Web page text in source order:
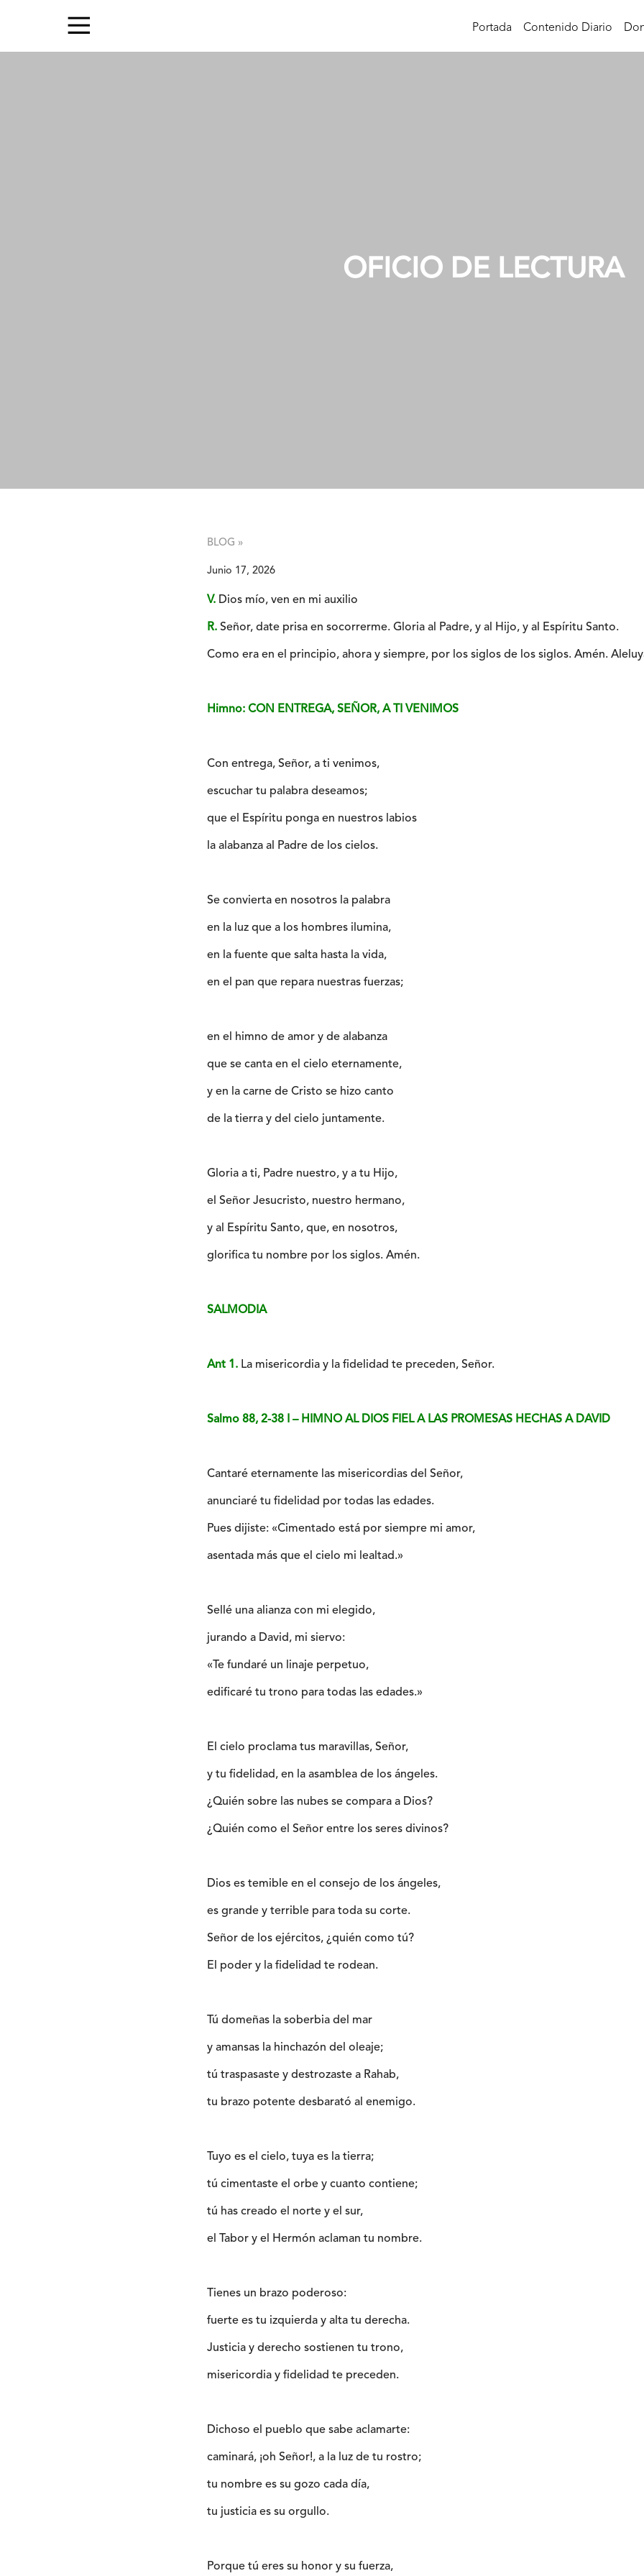
Portada Contenido Diario
OFICIO DE LECTURA
BLOG »
Junio 17, 2026
V. Dios mío, ven en mi auxilio
R. Señor, date prisa en socorrerme. Gloria al Padre, y al Hijo, y al Espíritu Santo.
Como era en el principio, ahora y siempre, por los siglos de los siglos. Amén.
Himno: CON ENTREGA, SEÑOR, A TI VENIMOS
Con entrega, Señor, a ti venimos,
escuchar tu palabra deseamos;
que el Espíritu ponga en nuestros labios
la alabanza al Padre de los cielos.
Se convierta en nosotros la palabra
en la luz que a los hombres ilumina,
en la fuente que salta hasta la vida,
en el pan que repara nuestras fuerzas;
en el himno de amor y de alabanza
que se canta en el cielo eternamente,
y en la carne de Cristo se hizo canto
de la tierra y del cielo juntamente.
Gloria a ti, Padre nuestro, y a tu Hijo,
el Señor Jesucristo, nuestro hermano,
y al Espíritu Santo, que, en nosotros,
glorifica tu nombre por los siglos. Amén.
SALMODIA
Ant 1. La misericordia y la fidelidad te preceden, Señor.
Salmo 88, 2-38 I – HIMNO AL DIOS FIEL A LAS PROMESAS HECHAS A DAVID
Cantaré eternamente las misericordias del Señor,
anunciaré tu fidelidad por todas las edades.
Pues dijiste: «Cimentado está por siempre mi amor,
asentada más que el cielo mi lealtad.»
Sellé una alianza con mi elegido,
jurando a David, mi siervo:
«Te fundaré un linaje perpetuo,
edificaré tu trono para todas las edades.»
El cielo proclama tus maravillas, Señor,
y tu fidelidad, en la asamblea de los ángeles.
¿Quién sobre las nubes se compara a Dios?
¿Quién como el Señor entre los seres divinos?
Dios es temible en el consejo de los ángeles,
es grande y terrible para toda su corte.
Señor de los ejércitos, ¿quién como tú?
El poder y la fidelidad te rodean.
Tú domeñas la soberbia del mar
y amansas la hinchazón del oleaje;
tú traspasaste y destrozaste a Rahab,
tu brazo potente desbarató al enemigo.
Tuyo es el cielo, tuya es la tierra;
tú cimentaste el orbe y cuanto contiene;
tú has creado el norte y el sur,
el Tabor y el Hermón aclaman tu nombre.
Tienes un brazo poderoso:
fuerte es tu izquierda y alta tu derecha.
Justicia y derecho sostienen tu trono,
misericordia y fidelidad te preceden.
Dichoso el pueblo que sabe aclamarte:
caminará, ¡oh Señor!, a la luz de tu rostro;
tu nombre es su gozo cada día,
tu justicia es su orgullo.
Porque tú eres su honor y su fuerza,